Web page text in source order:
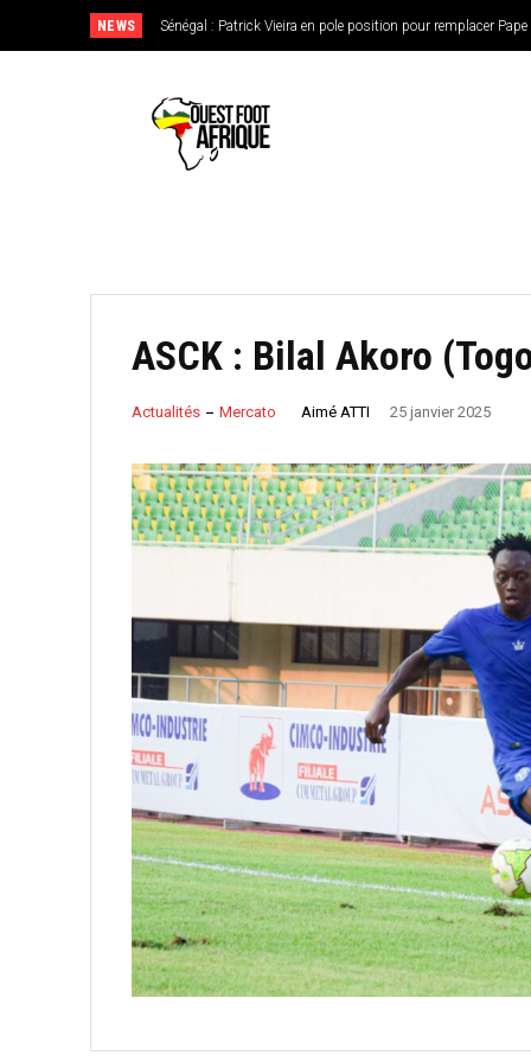
NEWS Sénégal : Patrick Vieira en pole position pour remplacer Pape
CAN féminine 2026 : le Nigeria en favori, le Burkina Faso
de l’Ouest
ASCK : Bilal Akoro
Actualités Mercato Aimé ATTI 25 janvier 2025